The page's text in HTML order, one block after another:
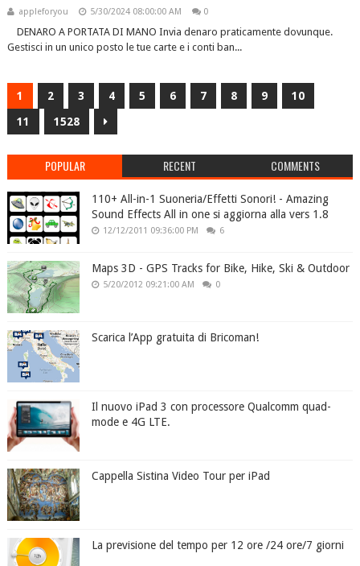
appleforyou 5/30/2024 08:00:00 AM 0
DENARO A PORTATA DI MANO Invia denaro praticamente dovunque.
Gestisci in un unico posto le tue carte e i conti ban...
1 2 3 4 5 6 7 8 9
10
11
1528
POPULAR RECENT COMMENTS
110+ All-in-1 Suoneria/Effetti Sonori! - Amazing
Sound Effects All in one si aggiorna alla vers 1.8
12/12/2011 09:36:00 PM 6
Maps 3D - GPS Tracks for Bike, Hike, Ski & Outdoor
5/20/2012 09:21:00 AM 0
Scarica l’App gratuita di Bricoman!
Il nuovo iPad 3 con processore Qualcomm quad-
mode e 4G LTE.
Cappella Sistina Video Tour per iPad
La previsione del tempo per 12 ore /24 ore/7 giorni